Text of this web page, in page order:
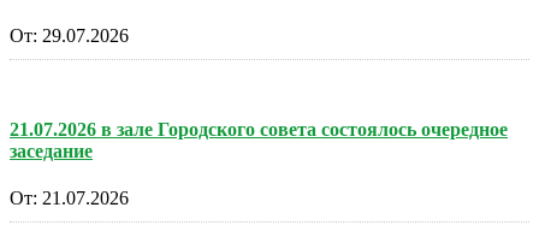
От: 29.07.2026
21.07.2026 в зале Городского совета состоялось очередное
заседание
От: 21.07.2026